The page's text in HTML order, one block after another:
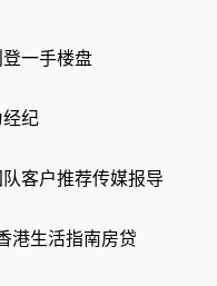
一手楼盘
纪
客户推荐传媒报导
港生活指南房贷